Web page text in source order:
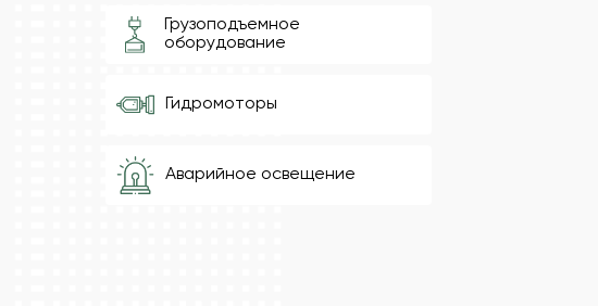
Грузоподъемное
оборудование
Гидромоторы
Аварийное освещение